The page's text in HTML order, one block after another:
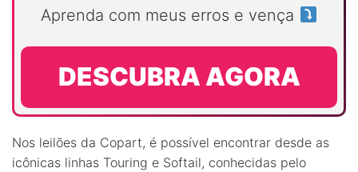
Aprenda com meus erros e vença
DESCUBRA AGORA
Nos leilões da Copart, é possível encontrar desde as
icônicas linhas Touring e Softail, conhecidas pelo